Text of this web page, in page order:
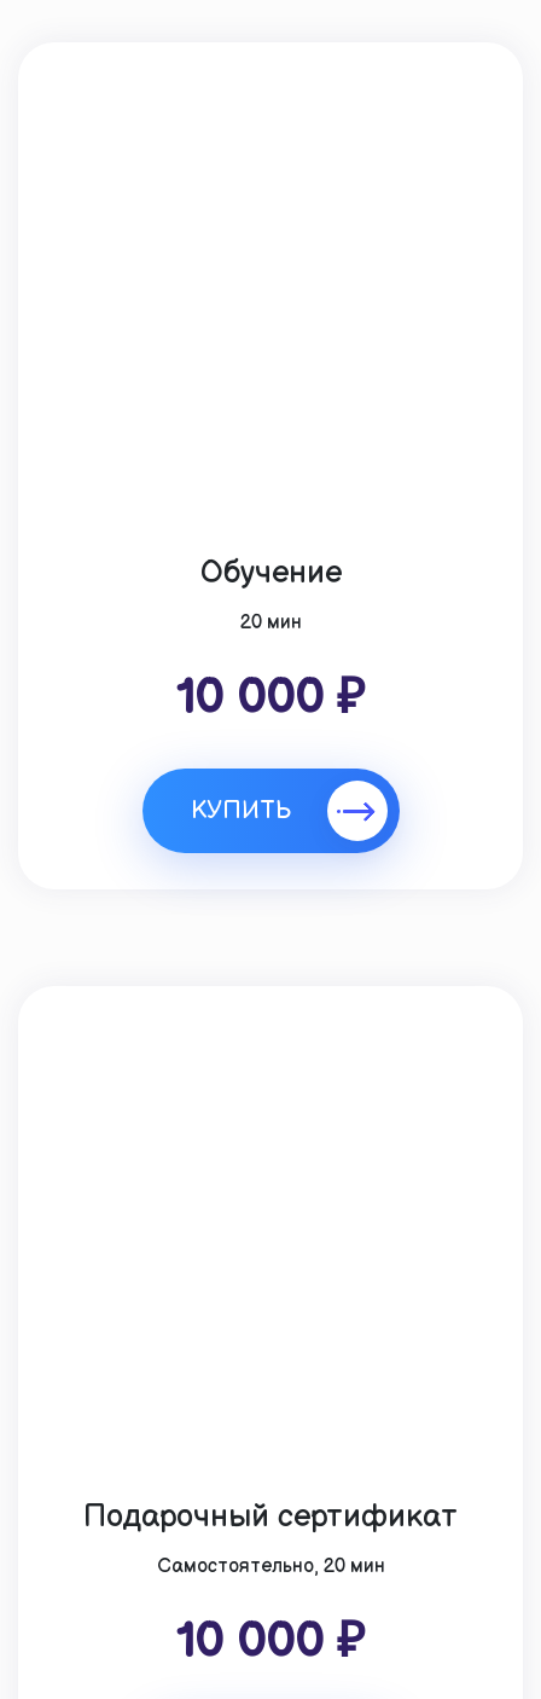
Обучение
20 мин
10 000 ₽
КУПИТЬ
Подарочный сертификат
Cамостоятельно, 20 мин
10 000 ₽